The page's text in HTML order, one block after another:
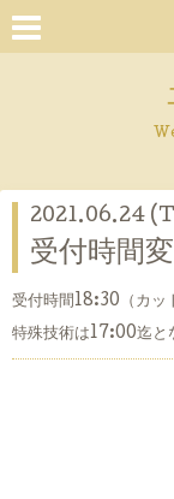
2021.06.24
受付時間
受付時間18:30（カッ
特殊技術は17:00迄と